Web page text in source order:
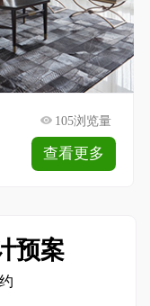
105浏览量
查看更多
预案